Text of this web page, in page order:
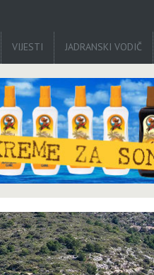
VIJESTI JADRANSKI VODIČ